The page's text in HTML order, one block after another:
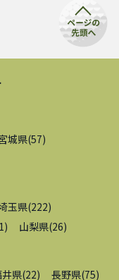
城県(57)
玉県(222)
) 山梨県(26)
県(22) 長野県(75)